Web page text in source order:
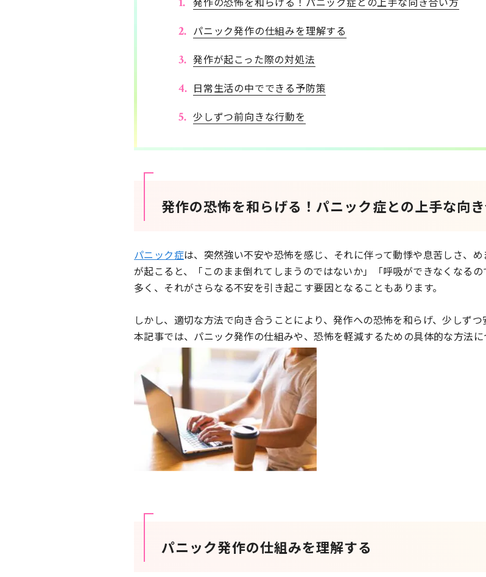
パニック発作の仕組みを理解する
発作が起こった際の対処法
日常生活の中でできる予防策
少しずつ前向きな行動を
発作の恐怖を和らげる！パニック症との上手な向
パニック症は、突然強い不安や恐怖を感じ、それに伴って動悸や息苦しさ、
が起こると、「このまま倒れてしまうのではないか」「呼吸ができなくなる
多く、それがさらなる不安を引き起こす要因となることもあります。
しかし、適切な方法で向き合うことにより、発作への恐怖を和らげ、少しず
本記事では、パニック発作の仕組みや、恐怖を軽減するための具体的な方法に
パニック発作の仕組みを理解する